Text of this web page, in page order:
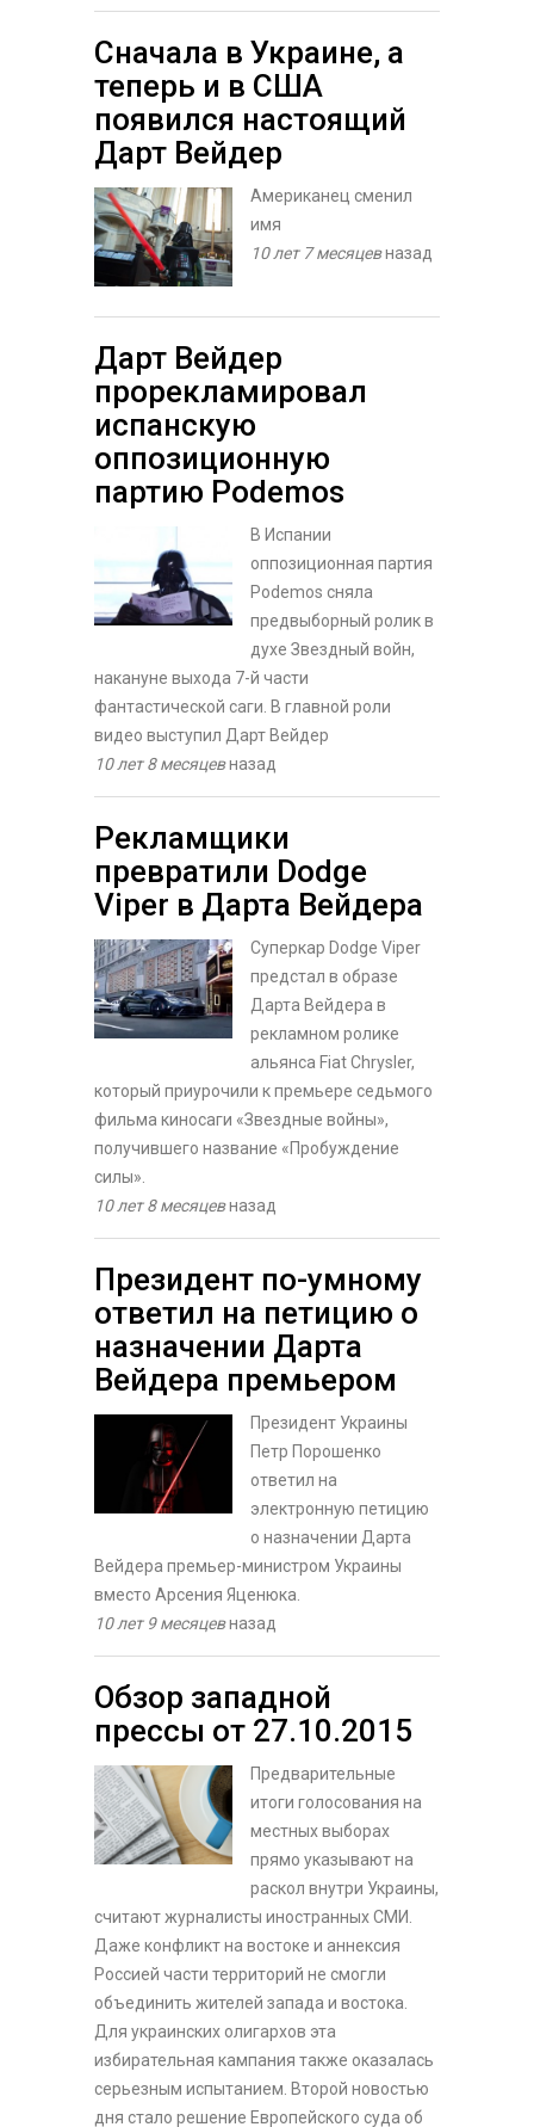
Сначала в Украине, а
теперь и в США
появился настоящий
Дарт Вейдер
Американец сменил
имя
10 лет 7 месяцевназад
Дарт Вейдер
прорекламировал
испанскую
оппозиционную
партию Podemos
В Испании
оппозиционная партия
Podemos сняла
предвыборный ролик в
духе Звездный войн,
накануне выхода 7-й части
фантастической саги. В главной роли
видео выступил Дарт Вейдер
10 лет 8 месяцевназад
Рекламщики
превратили Dodge
Viper в Дарта Вейдера
Cуперкар Dodge Viper
предстал в образе
Дарта Вейдера в
рекламном ролике
альянса Fiat Chrysler,
который приурочили к премьере седьмого
фильма киносаги «Звездные войны»,
получившего название «Пробуждение
силы».
10 лет 8 месяцевназад
Президент по-умному
ответил на петицию о
назначении Дарта
Вейдера премьером
Президент Украины
Петр Порошенко
ответил на
электронную петицию
о назначении Дарта
Вейдера премьер-министром Украины
вместо Арсения Яценюка.
10 лет 9 месяцевназад
Обзор западной
прессы от 27.10.2015
Предварительные
итоги голосования на
местных выборах
прямо указывают на
раскол внутри Украины,
считают журналисты иностранных СМИ.
Даже конфликт на востоке и аннексия
Россией части территорий не смогли
объединить жителей запада и востока.
Для украинских олигархов эта
избирательная кампания также оказалась
серьезным испытанием. Второй новостью
дня стало решение Европейского суда об